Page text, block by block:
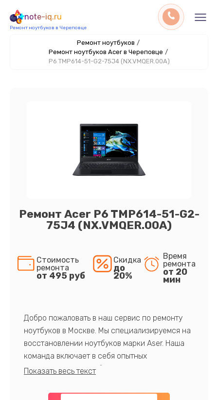
note-iq.ru
Ремонт ноутбуков в Череповце
Ремонт ноутбуков /
Ремонт ноутбуков Acer в Череповце /
P6 TMP614-51-G2-75J4 (NX.VMQER.00A)
Ремонт Acer P6 TMP614-51-G2-
75J4 (NX.VMQER.00A)
Стоимость
ремонта
от 495 руб
Скидка
до
20%
Время
ремонта
от 20
мин
Добро пожаловать в наш сервис по ремонту
ноутбуков в Москве. Мы специализируемся на
восстановлении ноутбуков марки Aser. Наша
команда включает в себя опытных
профессионалов с обширными знаниями и
предлагаем быстрый и качественный ремонт с